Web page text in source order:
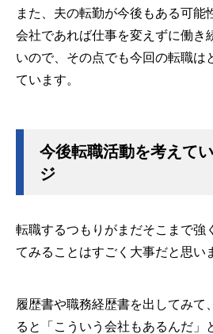
また、夫の転勤が今後もある可能
会社であれば仕事を変えずに働き
いので、その点でも今回の転職は
ています。
今後転職活動を考えて
ジ
転職するつもりがまだそこまで強
てみることはすごく大事だと思い
履歴書や職務経歴書を出してみて
ると「こういう会社もあるんだ」